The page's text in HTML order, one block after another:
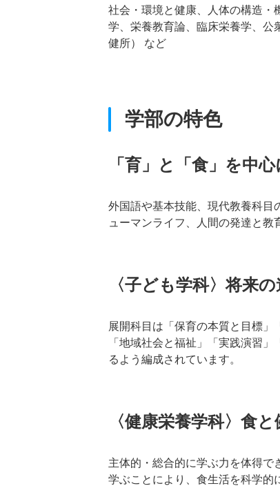
社会・環境と健康、人体の構造・
学、栄養教育論、臨床栄養学、公
健所） など
学部の特色
「育」と「食」を中
外国語や基本技能、現代教養科目
ューマンライフ、人間の発達と教
〈子ども学科〉将来
展開科目は「保育の本質と目標」
「地域社会と福祉」「実践演習
るよう編成されています。
〈健康栄養学科〉食
主体的・総合的に学ぶ力を体得で
学ぶことにより、食生活を科学的